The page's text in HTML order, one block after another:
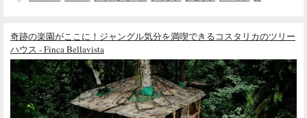
奇跡の楽園がここに！ジャングル気分を満喫できるコスタリカのツリー
ハウス - Finca Bellavista